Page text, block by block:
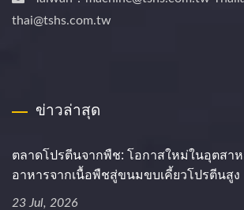
thai@tshs.com.tw
ข่าวล่าสุด
ตลาดโปรตีนจากพืช: โอกาสใหม่ในอุตสา
อาหารจากเนื้อพืชสู่ขนมขบเคี้ยวโปรตีนสูง
23 Jul, 2026